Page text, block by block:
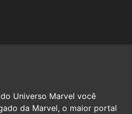
Universo Marvel você
da Marvel, o maior portal